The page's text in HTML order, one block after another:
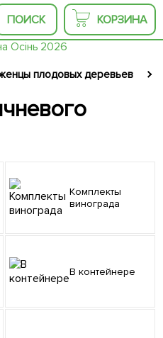
ПОИСК КОРЗИНА
плодовых деревьев
Комплекты
винограда
В контейнере